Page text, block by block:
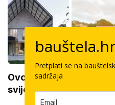
Ovo su najbolje nove
svijeta: Bazeni,
Pretplati se na
sadržaja